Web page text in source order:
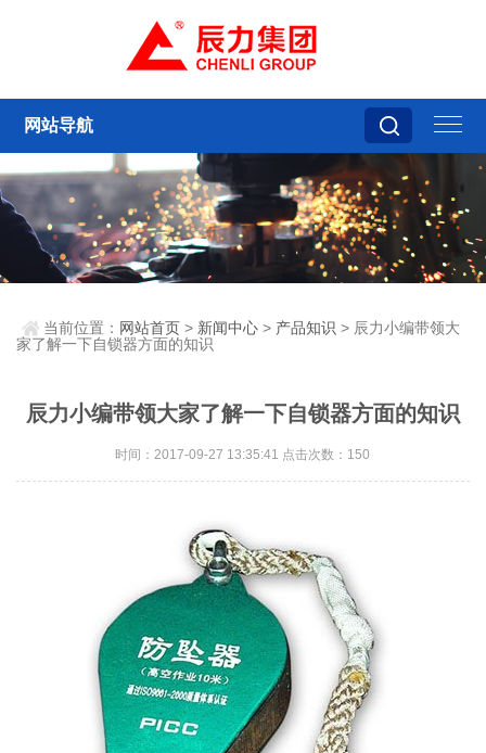
网站导航
当前位置： 网站首页 > 新闻中心 > 产品知识 > 辰力小编带领大
家了解一下自锁器方面的知识
辰力小编带领大家了解一下自锁器方面的知识
时间：2017-09-27 13:35:41 点击次数：150